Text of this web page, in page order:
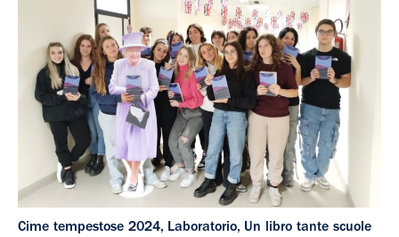
Cime tempestose 2024, Laboratorio, Un libro tante scuole